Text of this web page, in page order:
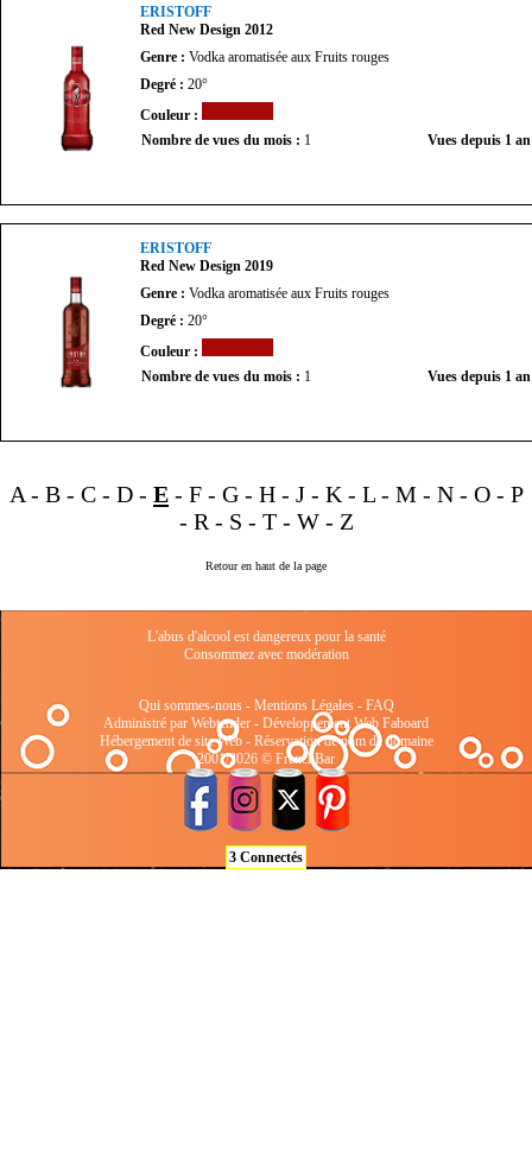
ERISTOFF
Red New Design 2012
Genre : Vodka aromatisée aux Fruits rouges
Degré : 20°
Couleur :
Nombre de vues du mois : 1 Vues depuis 1
ERISTOFF
Red New Design 2019
Genre : Vodka aromatisée aux Fruits rouges
Degré : 20°
Couleur :
Nombre de vues du mois : 1 Vues depuis 1
A - B - C - D - E - F - G - H - J - K - L - M - N - O - P
- R - S - T- W- Z
Retour en haut de la page
L'abus d'alcool est dangereux pour la santé
Consommez avec modération
Qui sommes-nous- Mentions Légales- FAQ
Administré par Webtender - Développement Web Faboard
Hébergement de site Web- Réservation de nom de domaine
2001/2026 © FrenchBar
3 Connectés